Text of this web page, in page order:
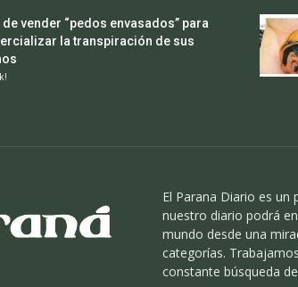
de vender “pedos envasados” para
la transpiración de sus
El Parana Diario es un
nuestro diario podrá
mundo desde una
categorías.
constante búsqueda